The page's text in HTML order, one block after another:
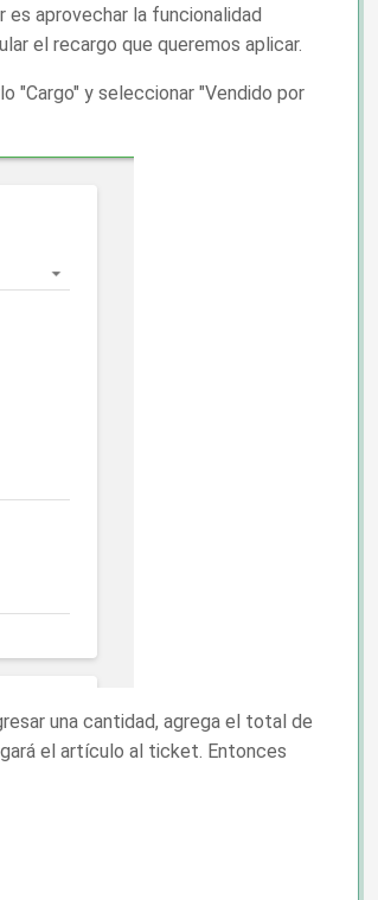
es aprovechar la funcionalidad
el recargo que queremos aplicar.
"Cargo" y seleccionar "Vendido por
una cantidad, agrega el total de
el artículo al ticket. Entonces